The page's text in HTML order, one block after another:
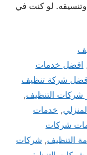
لو كنت في
افضل خدمات
شركة تنظيف
شركات التنظيف,
, خدمات
شركات
التنظيف, شركات